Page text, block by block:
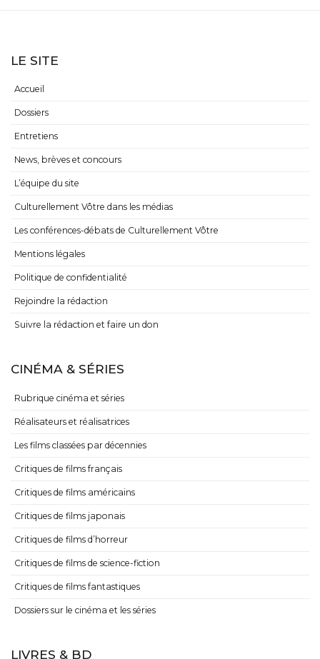
LE SITE
Accueil
Dossiers
Entretiens
News, brèves et concours
L’équipe du site
Culturellement Vôtre dans les médias
Les conférences-débats de Culturellement Vôtre
Mentions légales
Politique de confidentialité
Rejoindre la rédaction
Suivre la rédaction et faire un don
CINÉMA & SÉRIES
Rubrique cinéma et séries
Réalisateurs et réalisatrices
Les films classées par décennies
Critiques de films français
Critiques de films américains
Critiques de films japonais
Critiques de films d’horreur
Critiques de films de science-fiction
Critiques de films fantastiques
Dossiers sur le cinéma et les séries
LIVRES & BD